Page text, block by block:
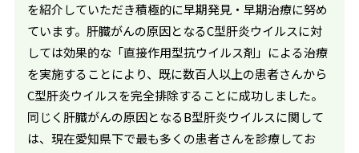
を紹介していただき積極的に早期発見・早期治療に努め
ています。肝臓がんの原因となるC型肝炎ウイルスに対
しては効果的な「直接作用型抗ウイルス剤」による治療
を実施することにより、既に数百人以上の患者さんから
C型肝炎ウイルスを完全排除することに成功しました。
同じく肝臓がんの原因となるB型肝炎ウイルスに関して
は、現在愛知県下で最も多くの患者さんを診療してお